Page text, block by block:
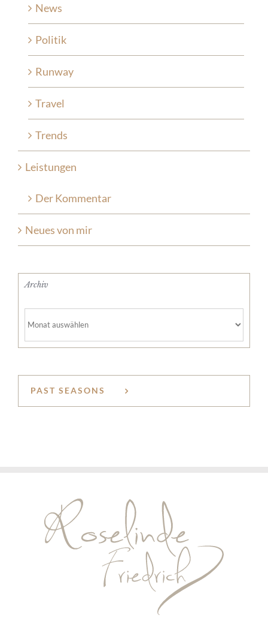
News
Politik
Runway
Travel
Trends
Leistungen
Der Kommentar
Neues von mir
Archiv
PAST SEASONS